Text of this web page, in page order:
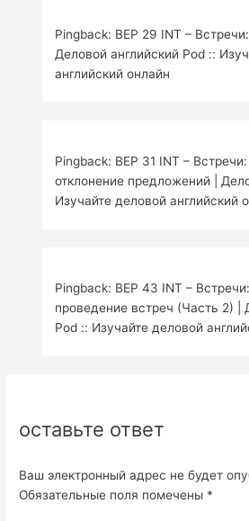
Pingback: BEP 29 INT –
Деловой английский Pod ::
английский онлайн
Pingback: BEP 31 INT –
отклонение предложений |
Изучайте деловой английский
Pingback: BEP 43 INT –
проведение встреч (Часть 2) |
Pod :: Изучайте деловой
оставьте ответ
Ваш электронный адрес не будет
Обязательные поля помечены *